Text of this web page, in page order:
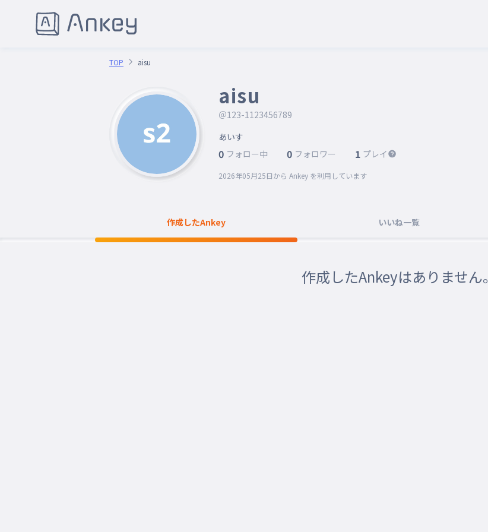
TOP aisu
aisu
＠123-1123456789
0 フォロー中 0 フォロワー 1 プレイ
2026年05月25日から Ankey を利用しています
作成したAnkey いいね一覧
作成したAnkeyはありません。